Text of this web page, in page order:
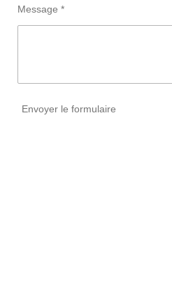
Message *
Envoyer le formulaire